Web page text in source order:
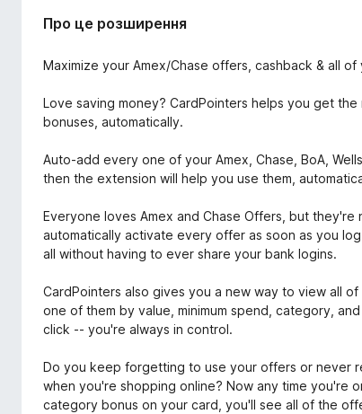
Про це розширення
Maximize your Amex/Chase offers, cashback & all
Love saving money? CardPointers helps you get
bonuses, automatically.
Auto-add every one of your Amex, Chase, BoA,
then the extension will help you use them,
Everyone loves Amex and Chase Offers, but
automatically activate every offer as soon as you
all without having to ever share your bank logins.
CardPointers also gives you a new way to view all
one of them by value, minimum spend, category,
click -- you're always in control.
Do you keep forgetting to use your offers or never
when you're shopping online? Now any time you're
category bonus on your card, you'll see all of the